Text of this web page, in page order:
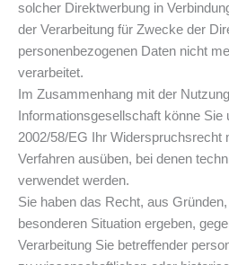
solcher Direktwerbung in
der Verarbeitung für Zwecke der
personenbezogenen Daten nicht
verarbeitet.
Im Zusammenhang mit der
Informationsgesellschaft könne
2002/58/EG Ihr Widerspruchsrecht
Verfahren ausüben, bei denen
verwendet werden.
Sie haben das Recht, aus
besonderen Situation ergeben,
Verarbeitung Sie betreffender